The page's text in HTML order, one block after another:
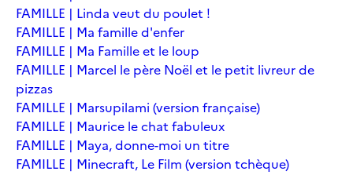
FAMILLE | Linda veut du poulet !
FAMILLE | Ma famille d'enfer
FAMILLE | Ma Famille et le loup
FAMILLE | Marcel le père Noël et le petit livreur de
pizzas
FAMILLE | Marsupilami (version française)
FAMILLE | Maurice le chat fabuleux
FAMILLE | Maya, donne-moi un titre
FAMILLE | Minecraft, Le Film (version tchèque)